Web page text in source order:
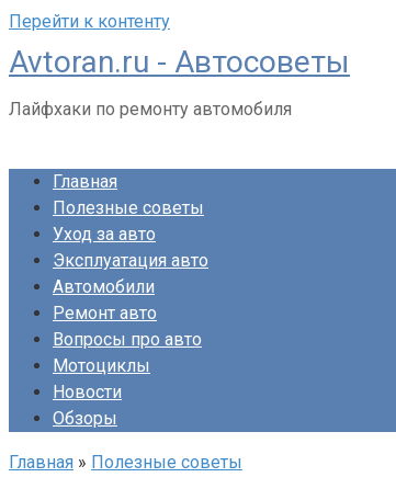
Перейти к контенту
Avtoran.ru - Автосоветы
Лайфхаки по ремонту автомобиля
Главная
Полезные советы
Уход за авто
Эксплуатация авто
Автомобили
Ремонт авто
Вопросы про авто
Мотоциклы
Новости
Обзоры
Главная » Полезные советы